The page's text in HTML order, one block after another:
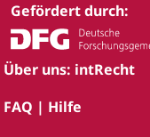
Gefördert durch:
Über uns: intRecht
FAQ | Hilfe